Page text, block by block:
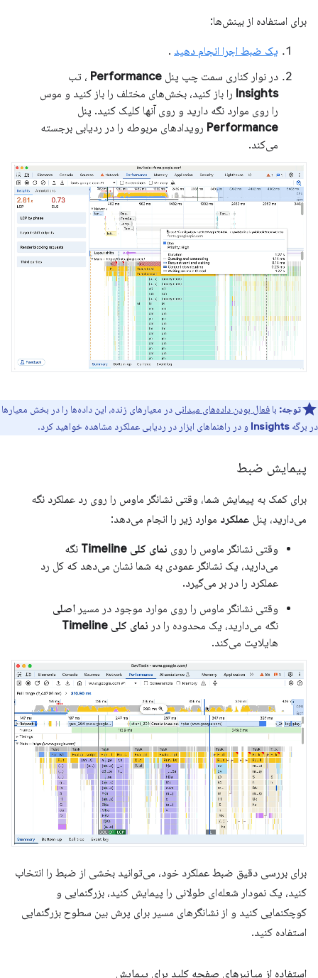
برای استفاده از بینش‌ها:
یک ضبط اجرا انجام دهید .
در نوار کناری سمت چپ پنل Performance ، تب
Insights را باز کنید، بخش‌های مختلف را باز کنید و موس
را روی موارد نگه دارید و روی آنها کلیک کنید. پنل
Performance رویدادهای مربوطه را در ردیابی برجسته
می‌کند.
توجه: با فعال بودن داده‌های میدانی در معیارهای زنده، این داده‌ها را در بخش معیارها
در برگه Insights و در راهنماهای ابزار در ردیابی عملکرد مشاهده خواهید کرد.
پیمایش ضبط
برای کمک به پیمایش شما، وقتی نشانگر ماوس را روی رد عملکرد نگه
می‌دارید، پنل عملکرد موارد زیر را انجام می‌دهد:
وقتی نشانگر ماوس را روی نمای کلی Timeline
نگه
می‌دارید، یک نشانگر عمودی به شما نشان می‌دهد که کل رد
عملکرد را در بر می‌گیرد.
وقتی نشانگر ماوس را روی موارد موجود در مسیر اصلی
نگه می‌دارید، یک محدوده را در نمای کلی Timeline
هایلایت می‌کند.
برای بررسی دقیق ضبط عملکرد خود، می‌توانید بخشی از ضبط را انتخاب
کنید، یک نمودار شعله‌ای طولانی را پیمایش کنید، بزرگنمایی و
کوچکنمایی کنید و از نشانگرهای مسیر برای پرش بین سطوح بزرگنمایی
استفاده کنید.
استفاده از میانبرهای صفحه کلید برای پیمایش